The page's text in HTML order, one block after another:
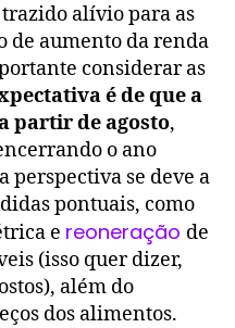
alívio para as
de aumento da renda
considerar as
é de que a
partir de agosto,
o ano
perspectiva se deve a
pontuais, como
e reoneração de
(isso quer dizer,
além do
dos alimentos.